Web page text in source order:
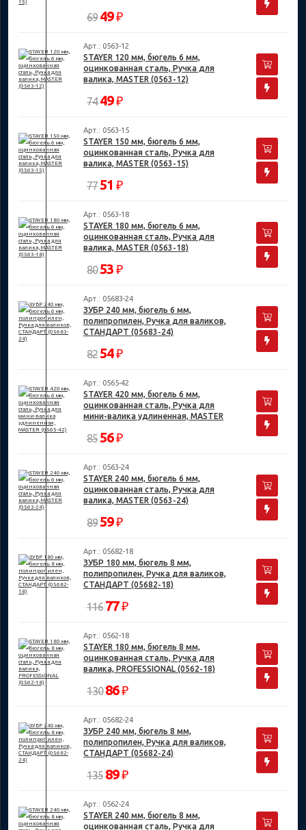
69 49₽
Арт.: 0563-12
STAYER 120 мм, бюгель 6 мм,
оцинкованная сталь, Ручка для
валика, MASTER (0563-12)
74 49₽
Арт.: 0563-15
STAYER 150 мм, бюгель 6 мм,
оцинкованная сталь, Ручка для
валика, MASTER (0563-15)
7751 ₽
Арт.: 0563-18
STAYER 180 мм, бюгель 6 мм,
оцинкованная сталь, Ручка для
валика, MASTER (0563-18)
8053 ₽
Арт.: 05683-24
ЗУБР 240 мм, бюгель 6 мм,
полипропилен, Ручка для валиков,
СТАНДАРТ (05683-24)
8254₽
Арт.: 0565-42
STAYER 420 мм, бюгель 6 мм,
оцинкованная сталь, Ручка для
мини-валика удлиненная, MASTER
8556₽
Арт.: 0563-24
STAYER 240 мм, бюгель 6 мм,
оцинкованная сталь, Ручка для
валика, MASTER (0563-24)
8959₽
Арт.: 05682-18
ЗУБР 180 мм, бюгель 8 мм,
полипропилен, Ручка для валиков,
СТАНДАРТ (05682-18)
116 77₽
Арт.: 0562-18
STAYER 180 мм, бюгель 8 мм,
оцинкованная сталь, Ручка для
валика, PROFESSIONAL (0562-18)
130 86₽
Арт.: 05682-24
ЗУБР 240 мм, бюгель 8 мм,
полипропилен, Ручка для валиков,
СТАНДАРТ (05682-24)
135 89₽
Арт.: 0562-24
STAYER 240 мм, бюгель 8 мм,
оцинкованная сталь, Ручка для